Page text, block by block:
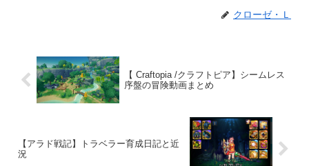
クローゼ・Ｌ
【 Craftopia /クラフトピア】シームレス
序盤の冒険動画まとめ
【アラド戦記】トラベラー育成日記と近
況